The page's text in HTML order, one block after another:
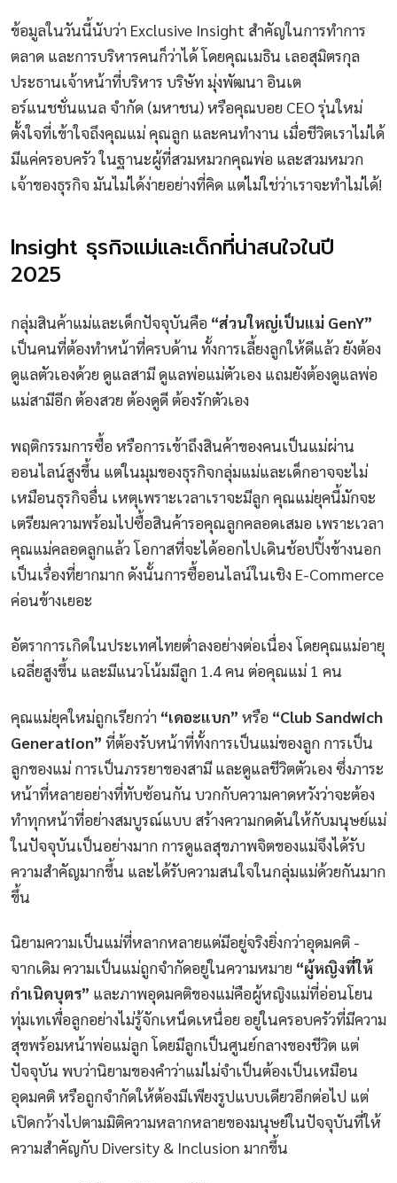
ข้อมูลในวันนี้นับว่า Exclusive Insight สำคัญในการทำการ
ตลาด และการบริหารคนก็ว่าได้ โดยคุณเมธิน เลอสุมิตรกุล
ประธานเจ้าหน้าที่บริหาร บริษัท มุ่งพัฒนา อินเต
อร์แนชชั่นแนล จำกัด (มหาชน) หรือคุณบอย CEO รุ่นใหม่
ตั้งใจที่เข้าใจถึงคุณแม่ คุณลูก และคนทำงาน เมื่อชีวิตเราไม่ได้
มีแค่ครอบครัว ในฐานะผู้ที่สวมหมวกคุณพ่อ และสวมหมวก
เจ้าของธุรกิจ มันไม่ได้ง่ายอย่างที่คิด แต่ไม่ใช่ว่าเราจะทำไม่ได้!
Insight ธุรกิจแม่และเด็กที่น่าสนใจในปี
2025
กลุ่มสินค้าแม่และเด็กปัจจุบันคือ “ส่วนใหญ่เป็นแม่ GenY”
เป็นคนที่ต้องทำหน้าที่ครบด้าน ทั้งการเลี้ยงลูกให้ดีแล้ว ยังต้อง
ดูแลตัวเองด้วย ดูแลสามี ดูแลพ่อแม่ตัวเอง แถมยังต้องดูแลพ่อ
แม่สามีอีก ต้องสวย ต้องดูดี ต้องรักตัวเอง
พฤติกรรมการซื้อ หรือการเข้าถึงสินค้าของคนเป็นแม่ผ่าน
ออนไลน์สูงขึ้น แต่ในมุมของธุรกิจกลุ่มแม่และเด็กอาจจะไม่
เหมือนธุรกิจอื่น เหตุเพราะเวลาเราจะมีลูก คุณแม่ยุคนี้มักจะ
เตรียมความพร้อมไปซื้อสินค้ารอคุณลูกคลอดเสมอ เพราะเวลา
คุณแม่คลอดลูกแล้ว โอกาสที่จะได้ออกไปเดินช้อปปิ้งข้างนอก
เป็นเรื่องที่ยากมาก ดังนั้นการซื้ออนไลน์ในเชิง E-Commerce
ค่อนข้างเยอะ
อัตราการเกิดในประเทศไทยต่ำลงอย่างต่อเนื่อง โดยคุณแม่อายุ
เฉลี่ยสูงขึ้น และมีแนวโน้มมีลูก 1.4 คน ต่อคุณแม่ 1 คน
คุณแม่ยุคใหม่ถูกเรียกว่า “เดอะแบก” หรือ “Club Sandwich
Generation” ที่ต้องรับหน้าที่ทั้งการเป็นแม่ของลูก การเป็น
ลูกของแม่ การเป็นภรรยาของสามี และดูแลชีวิตตัวเอง ซึ่งภาระ
หน้าที่หลายอย่างที่ทับซ้อนกัน บวกกับความคาดหวังว่าจะต้อง
ทำทุกหน้าที่อย่างสมบูรณ์แบบ สร้างความกดดันให้กับมนุษย์แม่
ในปัจจุบันเป็นอย่างมาก การดูแลสุขภาพจิตของแม่จึงได้รับ
ความสำคัญมากขึ้น และได้รับความสนใจในกลุ่มแม่ด้วยกันมาก
ขึ้น
นิยามความเป็นแม่ที่หลากหลายแต่มีอยู่จริงยิ่งกว่าอุดมคติ -
จากเดิม ความเป็นแม่ถูกจำกัดอยู่ในความหมาย “ผู้หญิงที่ให้
กำเนิดบุตร” และภาพอุดมคติของแม่คือผู้หญิงแม่ที่อ่อนโยน
ทุ่มเทเพื่อลูกอย่างไม่รู้จักเหน็ดเหนื่อย อยู่ในครอบครัวที่มีความ
สุขพร้อมหน้าพ่อแม่ลูก โดยมีลูกเป็นศูนย์กลางของชีวิต แต่
ปัจจุบัน พบว่านิยามของคำว่าแม่ไม่จำเป็นต้องเป็นเหมือน
อุดมคติ หรือถูกจำกัดให้ต้องมีเพียงรูปแบบเดียวอีกต่อไป แต่
เปิดกว้างไปตามมิติความหลากหลายของมนุษย์ในปัจจุบันที่ให้
ความสำคัญกับ Diversity & Inclusion มากขึ้น